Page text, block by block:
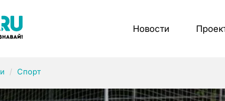
Новости
Спорт